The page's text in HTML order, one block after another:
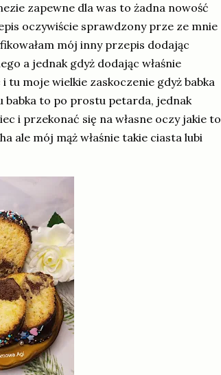
zapewne dla was to żadna nowość
oczywiście sprawdzony prze ze mnie
mój inny przepis dodając
a jednak gdyż dodając właśnie
tu moje wielkie zaskoczenie gdyż babka
babka to po prostu petarda, jednak
i przekonać się na własne oczy jakie to
ale mój mąż właśnie takie ciasta lubi